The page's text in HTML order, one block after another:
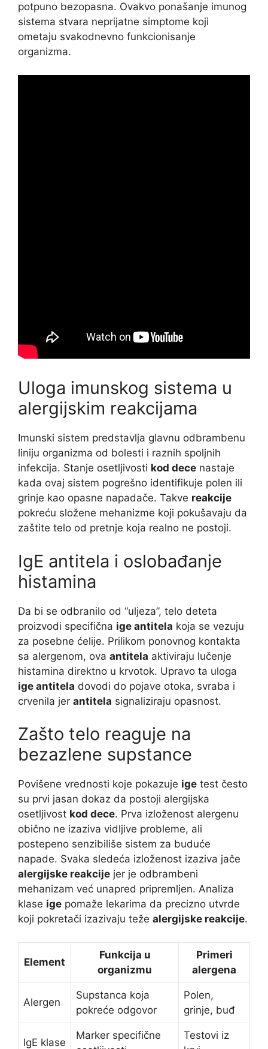
potpuno bezopasna. Ovakvo ponašanje imunog
sistema stvara neprijatne simptome koji
ometaju svakodnevno funkcionisanje
organizma.
Uloga imunskog sistema u
alergijskim reakcijama
Imunski sistem predstavlja glavnu odbrambenu
liniju organizma od bolesti i raznih spoljnih
infekcija. Stanje osetljivosti kod dece nastaje
kada ovaj sistem pogrešno identifikuje polen ili
grinje kao opasne napadače. Takve reakcije
pokreću složene mehanizme koji pokušavaju da
zaštite telo od pretnje koja realno ne postoji.
IgE antitela i oslobađanje
histamina
Da bi se odbranilo od “uljeza”, telo deteta
proizvodi specifična ige antitela koja se vezuju
za posebne ćelije. Prilikom ponovnog kontakta
sa alergenom, ova antitela aktiviraju lučenje
histamina direktno u krvotok. Upravo ta uloga
ige antitela dovodi do pojave otoka, svraba i
crvenila jer antitela signaliziraju opasnost.
Zašto telo reaguje na
bezazlene supstance
Povišene vrednosti koje pokazuje ige test često
su prvi jasan dokaz da postoji alergijska
osetljivost kod dece. Prva izloženost alergenu
obično ne izaziva vidljive probleme, ali
postepeno senzibiliše sistem za buduće
napade. Svaka sledeća izloženost izaziva jače
alergijske reakcije jer je odbrambeni
mehanizam već unapred pripremljen. Analiza
klase ige pomaže lekarima da precizno utvrde
koji pokretači izazivaju teže alergijske reakcije.
Element
Funkcija u
organizmu
Primeri
alergena
Alergen
Supstanca koja
pokreće odgovor
Polen,
grinje, buđ
IgE klase
Marker specifične
Testovi iz